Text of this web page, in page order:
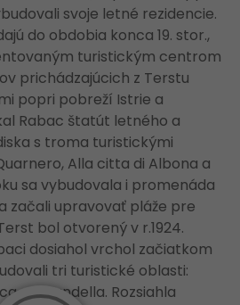
svoje letné rezidencie.
do obdobia konca 19. stor.,
turistickým centrom
prichádzajúcich z Terstu
popri pobreží Istrie a
Rabac štatút letného a
s troma turistickými
Alla citta di Albona a
sa vybudovala i promenáda
začali upravovať pláže pre
bol otvorený v r.1924.
dosiahol vrchol začiatkom
tri turistické oblasti:
a Girandella. Rozsiahla